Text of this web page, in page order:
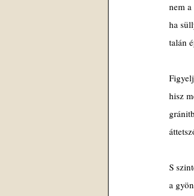
nem
ha
talán
hisz
S
a